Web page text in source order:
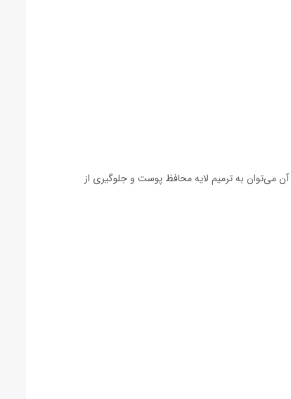
می‌توان به ترمیم لایه محافظ پوست و جلوگیری از